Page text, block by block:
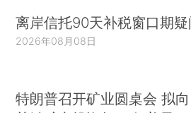
离岸信托90天补税窗口期疑
2026年08月08日
特朗普召开矿业圆桌会 拟向